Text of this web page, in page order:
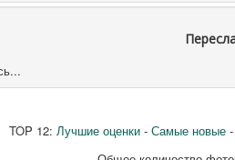
TOP 12: Лучшие оценки - Самые новые -